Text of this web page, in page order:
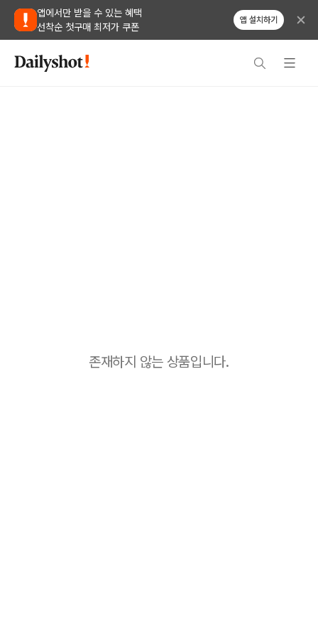
앱에서만 받을 수 있는 혜택
선착순 첫구매 최저가 쿠폰
앱 설치하기
존재하지 않는 상품입니다.